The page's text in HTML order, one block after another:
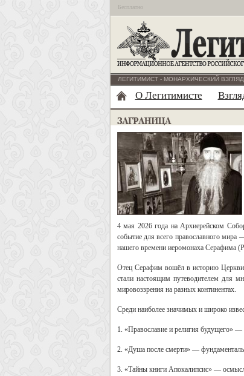
Бесплатно
ЛЕГИТИМИСТ - МОНАРХИЧЕСКИЙ
О Легитимисте
4 мая 2026 года на Архиерейском
событие для всего православного
нашего времени иеромонаха Серафима
Отец Серафим вошёл в историю Церкви
стали настоящим путеводителем для
мировоззрения на разных континентах.
Среди наиболее значимых и широко
1. «Православие и религия будущего» —
2. «Душа после смерти» —
3. «Тайны книги Апокалипсис» —